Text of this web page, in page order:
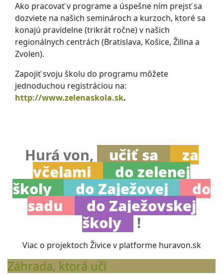
Ako pracovať v programe a úspešne ním prejsť sa
dozviete na našich seminároch a kurzoch, ktoré sa
konajú pravidelne (trikrát ročne) v našich
regionálnych centrách (Bratislava, Košice, Žilina a
Zvolen).
Zapojiť svoju školu do programu môžete
jednoduchou registráciou na:
http://www.zelenaskola.sk.
Hurá von, učiť sa
za
včelami
do zelenej
školy
do Zaježovej
do
sadu
do Zaježovskej
školy
!
Viac o projektoch Živice v platforme huravon.sk
Záhrada, ktorá učí